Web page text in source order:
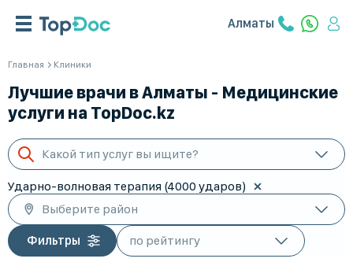
Алматы
Главная Клиники
Лучшие врачи в Алматы - Медицинские
услуги на TopDoc.kz
Какой тип услуг вы ищите?
Ударно-волновая терапия (4000 ударов)
Выберите район
Фильтры